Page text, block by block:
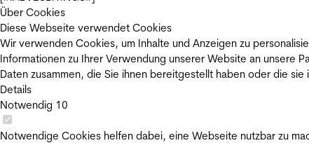
Über Cookies
Diese Webseite verwendet Cookies
Wir verwenden Cookies, um Inhalte und Anzeigen zu
Informationen zu Ihrer Verwendung unserer Website an unsere
Daten zusammen, die Sie ihnen bereitgestellt haben oder die
Details
Notwendig 10
Notwendige Cookies helfen dabei, eine Webseite nutzbar zu